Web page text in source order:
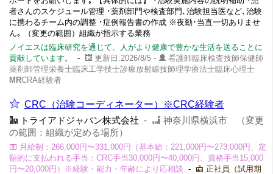
者さんのスケジュール管理 ･薬剤部門や検査部門､治験担当医など､治験
に携わるチーム内の調整 ･症例報告書の作成 ※夜勤･当直一切ありませ
ん｡ （変更の範囲）組織が指示する業務
ノイエスは臨床研究を通じて、人がより健康で豊かな生活を送ることに
貢献しています。
- 更新日:2026/8/5 -
看護師臨床検査技師保健師
薬剤師管理栄養士臨床工学技士診療放射線技師理学療法士臨床心理士
MRCRA経験者
CRC（治験コーディネーター）※CRC経験者
トライアドジャパン株式会社 -
神奈川県横浜市 （変更
の範囲：組織が定める場所）
月給制：266,000円〜331,000円（基本給：221,000円〜273,000円、定
額的に支払われる手当：CRC手当30,000円〜40,000円、資格手当15,000
円〜20,000円）※経験・能力・年齢により応相談 -
正社員（試用期